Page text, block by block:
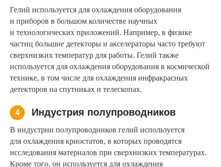
Гелий используется для охлаждения оборудования
и приборов в большом количестве научных
и технологических приложений. Например, в физике
частиц большие детекторы и акселераторы часто требуют
сверхнизких температур для работы. Гелий также
используется для охлаждения оборудования в космической
технике, в том числе для охлаждения инфракрасных
детекторов на спутниках и телескопах.
4 Индустрия полупроводников
В индустрии полупроводников гелий используется
для охлаждения криостатов, в которых проводятся
исследования материалов при сверхнизких температурах.
Кроме того, он используется для охлаждения